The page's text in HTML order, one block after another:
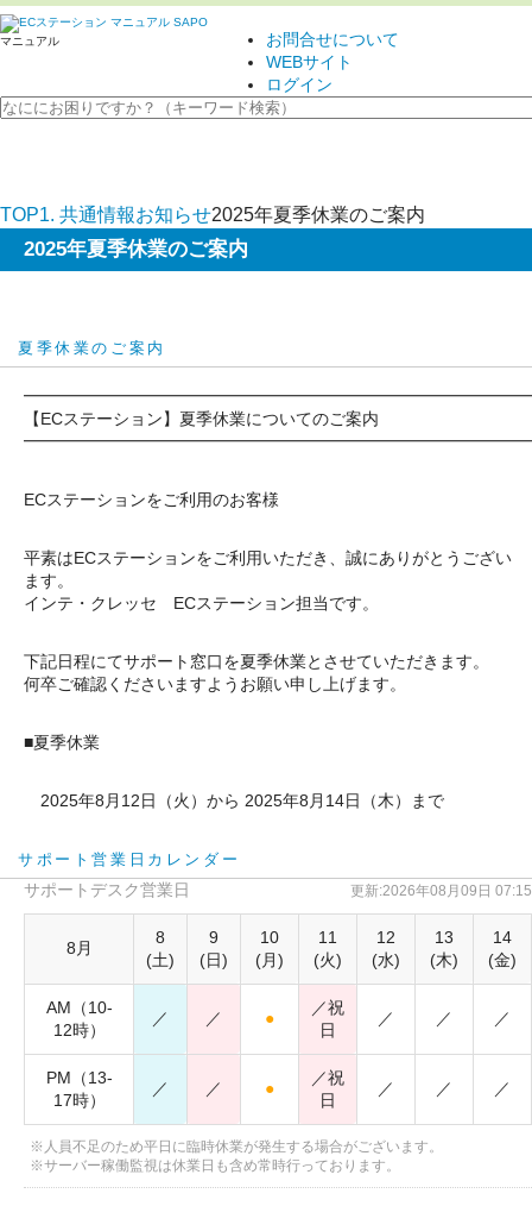
マニュアル
お問合せについて
WEBサイト
ログイン
TOP1. 共通情報お知らせ2025年夏季休業のご案内
2025年夏季休業のご案内
夏季休業のご案内
【ECステーション】夏季休業についてのご案内
ECステーションをご利用のお客様
平素はECステーションをご利用いただき、誠にありがとうござい
ます。
インテ・クレッセ ECステーション担当です。
下記日程にてサポート窓口を夏季休業とさせていただきます。
何卒ご確認くださいますようお願い申し上げます。
■夏季休業
2025年8月12日（火）から 2025年8月14日（木）まで
サポート営業日カレンダー